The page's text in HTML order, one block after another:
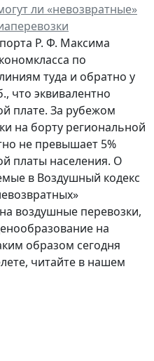
ли «невозвратные»
Р. Ф. Максима
по
туда и обратно у
что эквивалентно
плате. За рубежом
на борту региональной
не превышает 5%
платы населения. О
в Воздушный кодекс
воздушные перевозки,
на
образом сегодня
читайте в нашем